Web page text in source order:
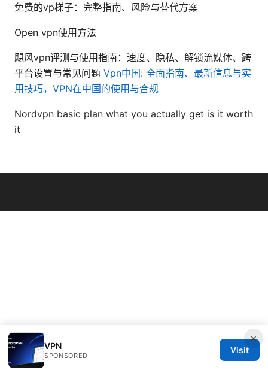
免费的vp梯子：完整指南、风险与替代方案
Open vpn使用方法
飓风vpn评测与使用指南：速度、隐私、解锁流媒体、跨
平台设置与常见问题 Vpn中国: 全面指南、最新信息与实
用技巧，VPN在中国的使用与合规
Nordvpn basic plan what you actually get is it worth
it
×
VPN
SPONSORED
Visit